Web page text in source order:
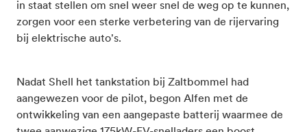
in staat stellen om snel weer snel de weg op te kunnen,
zorgen voor een sterke verbetering van de rijervaring
bij elektrische auto's.
Nadat Shell het tankstation bij Zaltbommel had
aangewezen voor de pilot, begon Alfen met de
ontwikkeling van een aangepaste batterij waarmee de